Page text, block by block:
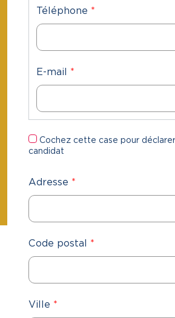
Téléphone *
E-mail *
Cochez cette case pour
candidat
Adresse *
Code postal *
Ville *